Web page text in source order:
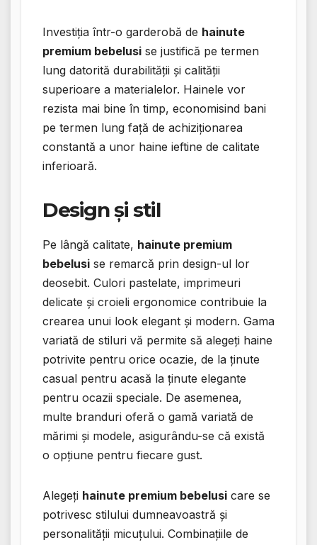
Investiția într-o garderobă de hainute
premium bebelusi se justifică pe termen
lung datorită durabilității și calității
superioare a materialelor. Hainele vor
rezista mai bine în timp, economisind bani
pe termen lung față de achiziționarea
constantă a unor haine ieftine de calitate
inferioară.
Design și stil
Pe lângă calitate, hainute premium
bebelusi se remarcă prin design-ul lor
deosebit. Culori pastelate, imprimeuri
delicate și croieli ergonomice contribuie la
crearea unui look elegant și modern. Gama
variată de stiluri vă permite să alegeți haine
potrivite pentru orice ocazie, de la ținute
casual pentru acasă la ținute elegante
pentru ocazii speciale. De asemenea,
multe branduri oferă o gamă variată de
mărimi și modele, asigurându-se că există
o opțiune pentru fiecare gust.
Alegeți hainute premium bebelusi care se
potrivesc stilului dumneavoastră și
personalității micuțului. Combinațiile de